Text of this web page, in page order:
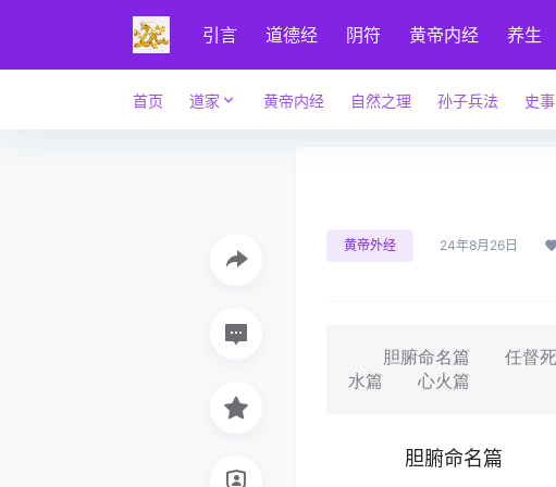
引言 道德经 阴符 黄帝内经 养生
首页 道家 黄帝内经 自然之理 孙子兵法 史事
黄帝外经 24年8月26日
胆腑命名篇 任督
水篇 心火篇
胆腑命名篇